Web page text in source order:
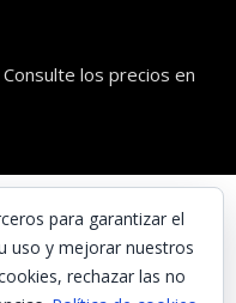
los precios en
S.L. para garantizar el
uso y mejorar nuestros
rechazar las no